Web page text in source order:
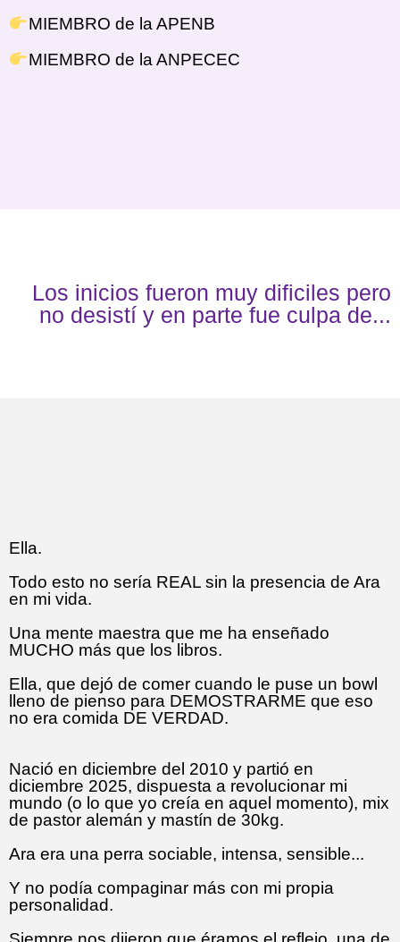
MIEMBRO de la APENB
MIEMBRO de la ANPECEC
Los inicios fueron muy dificiles pero
no desistí y en parte fue culpa de...
Ella.
Todo esto no sería REAL sin la presencia de Ara
en mi vida.
Una mente maestra que me ha enseñado
MUCHO más que los libros.
Ella, que dejó de comer cuando le puse un bowl
lleno de pienso para DEMOSTRARME que eso
no era comida DE VERDAD.
Nació en diciembre del 2010 y partió en
diciembre 2025, dispuesta a revolucionar mi
mundo (o lo que yo creía en aquel momento), mix
de pastor alemán y mastín de 30kg.
Ara era una perra sociable, intensa, sensible...
Y no podía compaginar más con mi propia
personalidad.